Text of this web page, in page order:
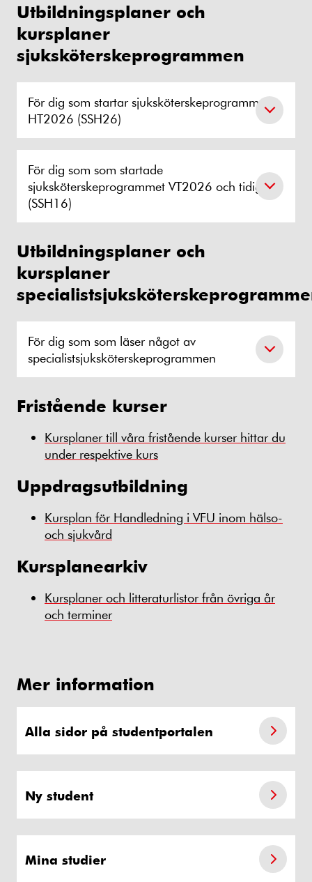
Utbildningsplaner och
kursplaner
sjuksköterskeprogrammen
För dig som startar sjuksköterskeprogrammet
HT2026 (SSH26)
För dig som som startade
sjuksköterskeprogrammet VT2026 och tidigare
(SSH16)
Utbildningsplaner och
kursplaner
För dig som som läser något av
specialistsjuksköterskeprogrammen
Fristående kurser
Kursplaner till våra fristående kurser hittar du
under respektive kurs
Uppdragsutbildning
Kursplan för Handledning i VFU inom hälso-
och sjukvård
Kursplanearkiv
Kursplaner och litteraturlistor från övriga år
och terminer
Mer information
Alla sidor på studentportalen
Ny student
Mina studier